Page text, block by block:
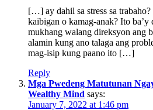
[…] ay dahil sa stress sa
kaibigan o kamag-anak? Ito
mukhang walang direksyon ang
alamin kung ano talaga ang
mag-isip kung paano ito […]
Reply
Mga Pwedeng Matutunan
Wealthy Mind says:
January 7, 2022 at 1:46 pm